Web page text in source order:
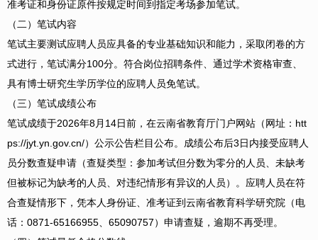
准考证和身份证原件按规定时间到指定考场参加笔试。
（二）笔试内容
笔试主要测试应聘人员应具备的专业基础知识和能力，采取闭卷的方
式进行，笔试满分100分。符合岗位招聘条件、通过学术资格审查、
具有博士研究生学历学位的应聘人员免笔试。
（三）笔试成绩公布
笔试成绩于2026年8月14日前，在云南省教育厅门户网站（网址：htt
ps://jyt.yn.gov.cn/）公示公告栏目公布。成绩公布后3日内接受应聘人
员分数查疑申请（查疑类型：参加考试但分数为零分的人员、未缺考
但被标记为缺考的人员、对违纪情形有异议的人员）。应聘人员在符
合查疑情形下，凭本人身份证、准考证到云南省教育科学研究院（电
话：0871-65166955、65090757）申请查疑，逾期不再受理。